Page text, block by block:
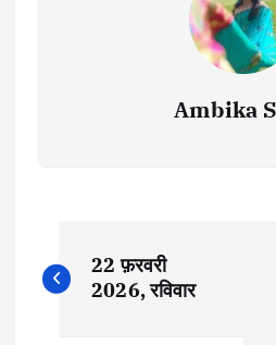
Ambika
o
22 फ़रवरी
2026, रविवार